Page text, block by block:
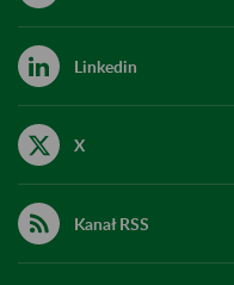
Linkedin
X
Kanał RSS